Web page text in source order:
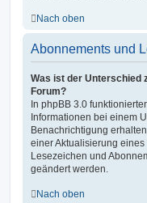
Nach oben
Abonnements und
Was ist der Unterschied
Forum?
In phpBB 3.0
Informationen bei einem
Benachrichtigung
einer Aktualisierung
Lesezeichen und
geändert werden.
Nach oben